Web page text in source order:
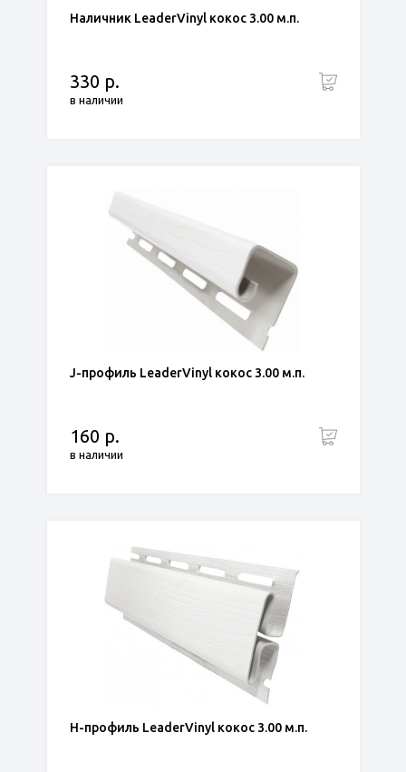
Наличник LeaderVinyl кокос 3.00 м.п.
330 р.
в наличии
J-профиль LeaderVinyl кокос 3.00 м.п.
160 р.
в наличии
H-профиль LeaderVinyl кокос 3.00 м.п.